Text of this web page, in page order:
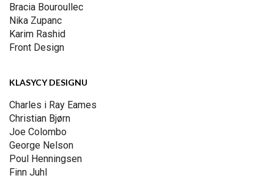
Bracia Bouroullec
Nika Zupanc
Karim Rashid
Front Design
KLASYCY DESIGNU
Charles i Ray Eames
Christian Bjørn
Joe Colombo
George Nelson
Poul Henningsen
Finn Juhl